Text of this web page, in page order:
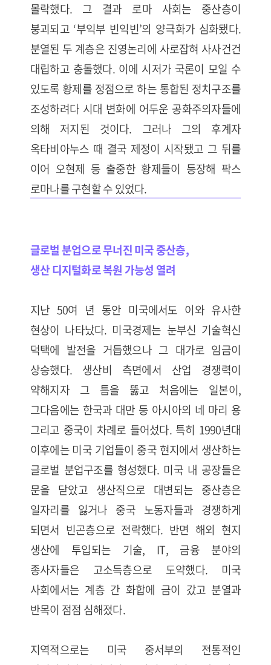
몰락했다. 그 결과 로마 사회는 중산층이
붕괴되고 ‘부익부 빈익빈’의 양극화가 심화됐다.
분열된 두 계층은 진영논리에 사로잡혀 사사건건
대립하고 충돌했다. 이에 시저가 국론이 모일 수
있도록 황제를 정점으로 하는 통합된 정치구조를
조성하려다 시대 변화에 어두운 공화주의자들에
의해 저지된 것이다. 그러나 그의 후계자
옥타비아누스 때 결국 제정이 시작됐고 그 뒤를
이어 오현제 등 출중한 황제들이 등장해 팍스
로마나를 구현할 수 있었다.
글로벌 분업으로 무너진 미국 중산층,
생산 디지털화로 복원 가능성 열려
지난 50여 년 동안 미국에서도 이와 유사한
현상이 나타났다. 미국경제는 눈부신 기술혁신
덕택에 발전을 거듭했으나 그 대가로 임금이
상승했다. 생산비 측면에서 산업 경쟁력이
약해지자 그 틈을 뚫고 처음에는 일본이,
그다음에는 한국과 대만 등 아시아의 네 마리 용
그리고 중국이 차례로 들어섰다. 특히 1990년대
이후에는 미국 기업들이 중국 현지에서 생산하는
글로벌 분업구조를 형성했다. 미국 내 공장들은
문을 닫았고 생산직으로 대변되는 중산층은
일자리를 잃거나 중국 노동자들과 경쟁하게
되면서 빈곤층으로 전락했다. 반면 해외 현지
생산에 투입되는 기술, IT, 금융 분야의
종사자들은 고소득층으로 도약했다. 미국
사회에서는 계층 간 화합에 금이 갔고 분열과
반목이 점점 심해졌다.
지역적으로는 미국 중서부의 전통적인